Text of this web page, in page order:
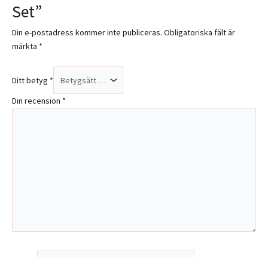
Set”
Din e-postadress kommer inte publiceras. Obligatoriska fält är
märkta *
Ditt betyg *
Din recension *